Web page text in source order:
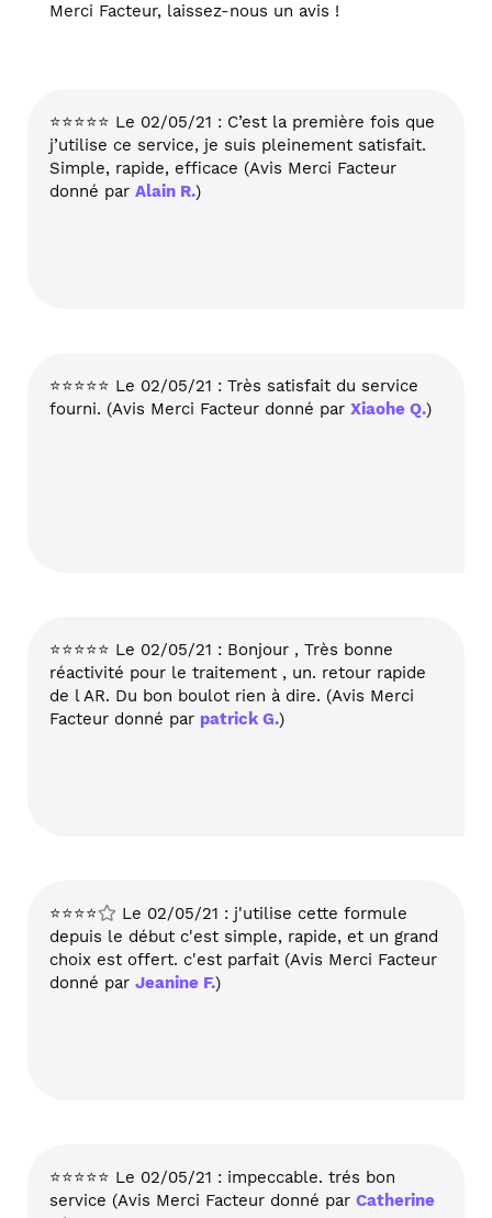
Merci Facteur, laissez-nous un avis !
⭐⭐⭐⭐⭐ Le 02/05/21 : C’est la première fois que
j’utilise ce service, je suis pleinement satisfait.
Simple, rapide, efficace (Avis Merci Facteur
donné par Alain R.)
⭐⭐⭐⭐⭐ Le 02/05/21 : Très satisfait du service
fourni. (Avis Merci Facteur donné par Xiaohe Q.)
⭐⭐⭐⭐⭐ Le 02/05/21 : Bonjour , Très bonne
réactivité pour le traitement , un. retour rapide
de l AR. Du bon boulot rien à dire. (Avis Merci
Facteur donné par patrick G.)
⭐⭐⭐⭐
Le 02/05/21 : j'utilise cette formule
depuis le début c'est simple, rapide, et un grand
choix est offert. c'est parfait (Avis Merci Facteur
donné par Jeanine F.)
⭐⭐⭐⭐⭐ Le 02/05/21 : impeccable. trés bon
service (Avis Merci Facteur donné par Catherine